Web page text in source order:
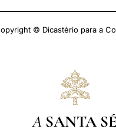
© Dicastério para a
A SANTA SÉ